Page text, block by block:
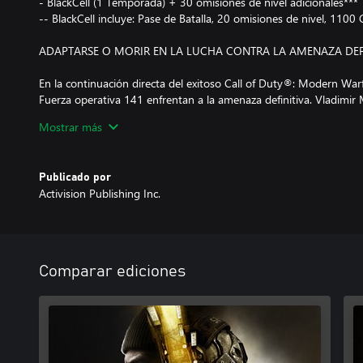
-- BlackCell incluye: Pase de Batalla, 20 omisiones de nivel, 1100
ADAPTARSE O MORIR EN LA LUCHA CONTRA LA AMENAZA
En la continuación directa del exitoso Call of Duty®: Modern
Fuerza operativa 141 enfrentan a la amenaza definitiva. Vladimir
luchar como nunca antes.
Modern Warfare® III celebra el 20 aniversario de Call of Duty®
serán parte del contenido posterior al lanzamiento.
UN NUEVO MUNDO ABIERTO DE ZOMBIS
Por primera vez, únete a otros pelotones para sobrevivir y luchar
zombis en el mapa Zombis más grande de Call of Duty® hasta
Zombis (MWZ) cuenta la nueva historia creada por Treyarch
Mostrar más
Publicado por
Activision Publishing Inc.
Comparar ediciones